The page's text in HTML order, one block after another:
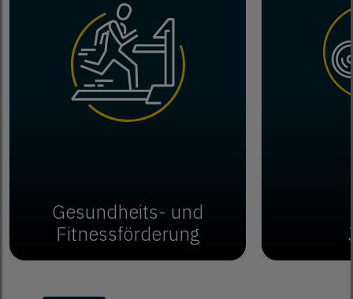
Gesundheits- und
Fitnessförderung